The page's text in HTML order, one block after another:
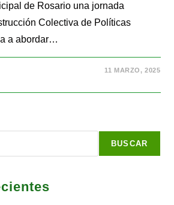
de Rosario una jornada
Colectiva de Políticas
a abordar…
11 MARZO, 2025
BUSCAR